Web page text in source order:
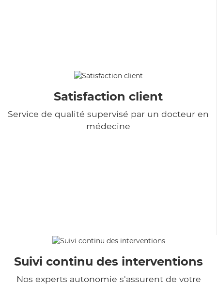
Satisfaction client
Service de qualité supervisé par un docteur en
médecine
Suivi continu des interventions
Nos experts autonomie s'assurent de votre